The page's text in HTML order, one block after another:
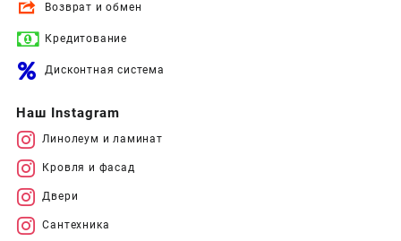
Возврат и обмен
Кредитование
Дисконтная система
Наш Instagram
Линолеум и ламинат
Кровля и фасад
Двери
Сантехника